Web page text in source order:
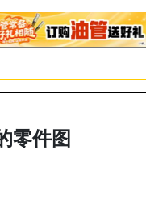
零件图